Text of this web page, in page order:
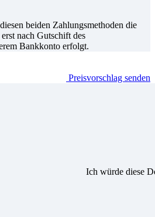
beiden Zahlungsmethoden die
nach Gutschift des
Bankkonto erfolgt.
Preisvorschlag senden
Ich würde diese